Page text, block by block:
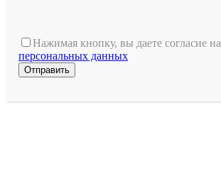
это
поле
пустым.
Нажимая кнопку, вы даете согласие на
персональных данных